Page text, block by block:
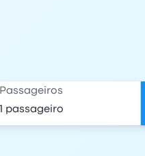
Passageiros